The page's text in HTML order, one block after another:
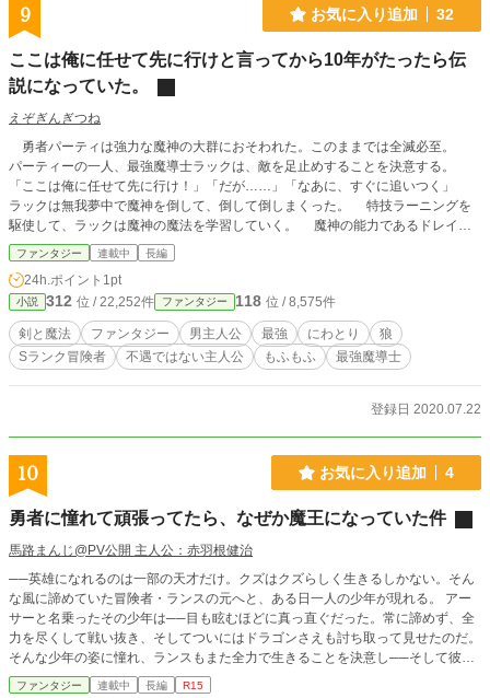
9 お気に入り追加 32
ここは俺に任せて先に行けと言ってから10年がたったら伝
説になっていた。
えぞぎんぎつね
勇者パーティは強力な魔神の大群におそわれた。このままでは全滅必至。
パーティーの一人、最強魔導士ラックは、敵を足止めすることを決意する。
「ここは俺に任せて先に行け！」「だが……」「なあに、すぐに追いつく」
ラックは無我夢中で魔神を倒して、倒して倒しまくった。 特技ラーニングを
駆使して、ラックは魔神の魔法を学習していく。 魔神の能力であるドレイン
タッチなどを学習し、利用することで休まず寝ずに戦い続ける。 魔神はどん
どん強力になっていくが、ラックも飛躍的にどんどん強くなっていく。 魔神
がわいてこなくなるまで、ラックは10年戦い抜いた。 王都に帰ったラックは
驚く。 自分の名前が通貨単位となり、かなり美化された巨大な像が建てられ
てしまっていた。 そして、生命力吸収を使いまくったせいで、若返ってし
まっている。 年齢にそぐわぬ外見。飛躍的に伸びた能力。 「目立ちすぎる」
ラックは正体を隠し、ただの初心者冒険者のふりをすることにした。 Ｓラ
ファンタジー 連載中 長編
24h.ポイント 1pt
小説 312 位 / 22,252件 ファンタジー 118 位 / 8,575件
剣と魔法 ファンタジー 男主人公 最強 にわとり
狼
Sランク冒険者
不遇ではない主人公 もふもふ 最強魔導士
登録日 2020.07.22
10 お気に入り追加 4
勇者に憧れて頑張ってたら、なぜか魔王になっていた件
馬路まんじ@PV公開 主人公：赤羽根健治
──英雄になれるのは一部の天才だけ。クズはクズらしく生きるしかない。そん
な風に諦めていた冒険者・ランスの元へと、ある日一人の少年が現れる。 アー
サーと名乗ったその少年は──目も眩むほどに真っ直ぐだった。常に諦めず、全
力を尽くして戦い抜き、そしてついにはドラゴンさえも討ち取って見せたのだ。
そんな少年の姿に憧れ、ランスもまた全力で生きることを決意し──そして彼は
『魔王』となった。
ファンタジー 連載中 長編 R15